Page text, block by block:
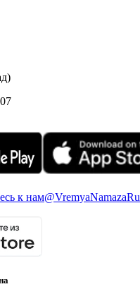
)
к нам@VremyaNamazaRu